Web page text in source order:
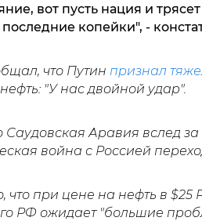
вот пусть нация и
копейки", -
что Путин признал
"У нас двойной удар".
Саудовская Аравия вслед
война с Россией
что при цене на нефть в $25
РФ ожидает "большие